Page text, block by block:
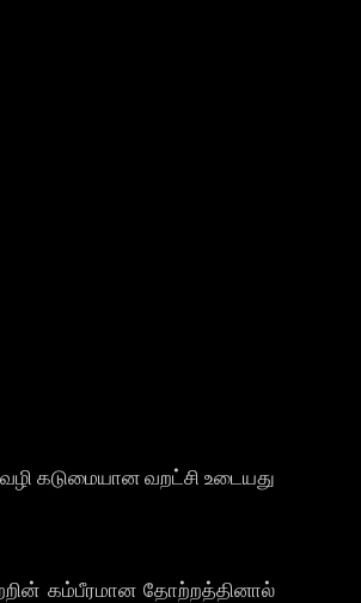
கடுமையான வறட்சி உடையது
கம்பீரமான தோற்றத்தினால்